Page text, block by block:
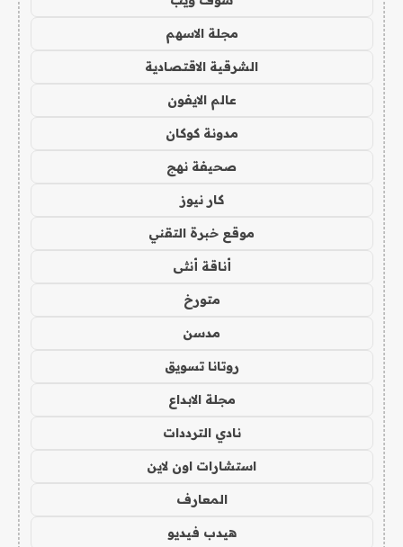
مجلة الاسهم
الشرقية الاقتصادية
عالم الايفون
مدونة كوكان
صحيفة نهج
كار نيوز
موقع خبرة التقني
أناقة أنثى
متورخ
مدسن
روتانا تسويق
مجلة الابداع
نادي الترددات
استشارات اون لاين
المعارف
هيدب فيديو